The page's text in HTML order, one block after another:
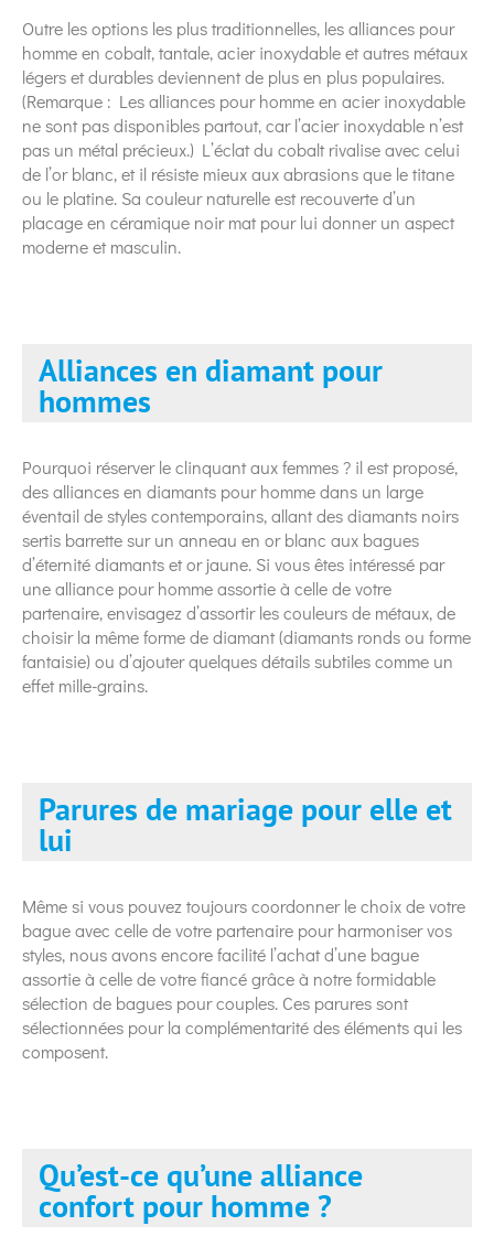
Outre les options les plus traditionnelles, les alliances pour
homme en cobalt, tantale, acier inoxydable et autres métaux
légers et durables deviennent de plus en plus populaires.
(Remarque : Les alliances pour homme en acier inoxydable
ne sont pas disponibles partout, car l’acier inoxydable n’est
pas un métal précieux.) L’éclat du cobalt rivalise avec celui
de l’or blanc, et il résiste mieux aux abrasions que le titane
ou le platine. Sa couleur naturelle est recouverte d’un
placage en céramique noir mat pour lui donner un aspect
moderne et masculin.
Alliances en diamant pour
hommes
Pourquoi réserver le clinquant aux femmes ? il est proposé,
des alliances en diamants pour homme dans un large
éventail de styles contemporains, allant des diamants noirs
sertis barrette sur un anneau en or blanc aux bagues
d’éternité diamants et or jaune. Si vous êtes intéressé par
une alliance pour homme assortie à celle de votre
partenaire, envisagez d’assortir les couleurs de métaux, de
choisir la même forme de diamant (diamants ronds ou forme
fantaisie) ou d’ajouter quelques détails subtiles comme un
effet mille-grains.
Parures de mariage pour elle et
lui
Même si vous pouvez toujours coordonner le choix de votre
bague avec celle de votre partenaire pour harmoniser vos
styles, nous avons encore facilité l’achat d’une bague
assortie à celle de votre fiancé grâce à notre formidable
sélection de bagues pour couples. Ces parures sont
sélectionnées pour la complémentarité des éléments qui les
composent.
Qu’est-ce qu’une alliance
confort pour homme ?